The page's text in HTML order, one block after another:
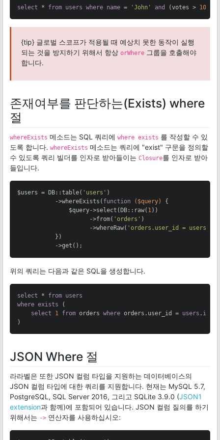
select * from users where name = 'John' and (votes > 100
{tip} 글로벌 스코프가 적용될 때 예상치 못한 동작이 실행
되는 것을 방지하기 위해서 항상 orWhere 그룹을 호출해야
합니다.
존재여부를 판단하는(Exists) where
절
whereExists 메소드는 SQL 쿼리에 where exists 를 작성할 수 있
도록 합니다. whereExists 메소드는 쿼리에 "exist" 구문을 정의할
수 있도록 쿼리 빌더를 인자로 받아들이는 Closure를 인자로 받아
들입니다.
$users = DB::table( 'users' )
           ->whereExists(
function ($query)
{
               $query->select(DB::raw(
1))
                     ->from(
'orders' )
                     ->whereRaw(
'orders.user_id = users.id'
           })
           ->get();
위의 쿼리는 다음과 같은 SQL을 생성합니다.
select * from users
where exists (
select
1 from orders where orders.user_id = users . id
)
JSON Where 절
라라벨은 또한 JSON 컬럼 타입을 지원하는 데이터베이스의
JSON 컬럼 타입에 대한 쿼리를 지원합니다. 현재는 MySQL 5.7,
PostgreSQL, SQL Server 2016, 그리고 SQLite 3.9.0 (JSON1
extension과 함께)에 포함되어 있습니다. JSON 컬럼 질의를 하기
위해서는 -> 연산자를 사용하십시오: